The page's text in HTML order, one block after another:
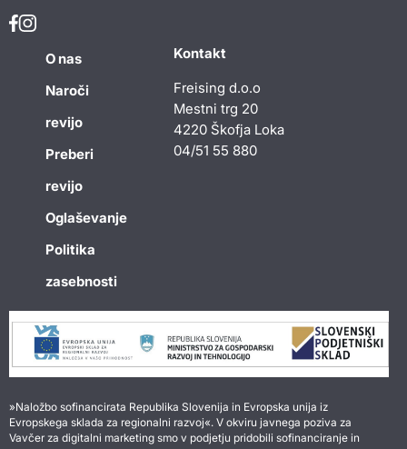
O nas
Naroči
revijo
Preberi
revijo
Oglaševanje
Politika
zasebnosti
Kontakt
Freising d.o.o
Mestni trg 20
4220 Škofja Loka
04/51 55 880
»Naložbo sofinancirata Republika Slovenija in Evropska unija iz
Evropskega sklada za regionalni razvoj«. V okviru javnega poziva za
Vavčer za digitalni marketing smo v podjetju pridobili sofinanciranje in